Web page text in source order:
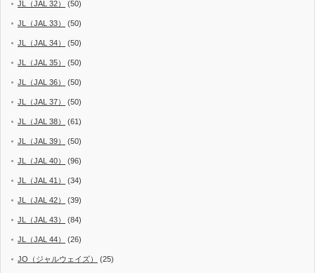
JL（JAL 32） (50)
JL（JAL 33） (50)
JL（JAL 34） (50)
JL（JAL 35） (50)
JL（JAL 36） (50)
JL（JAL 37） (50)
JL（JAL 38） (61)
JL（JAL 39） (50)
JL（JAL 40） (96)
JL（JAL 41） (34)
JL（JAL 42） (39)
JL（JAL 43） (84)
JL（JAL 44） (26)
JO（ジャルウェイズ） (25)